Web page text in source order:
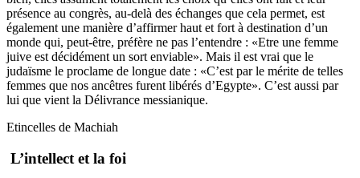
présence au congrès, au-delà des échanges que cela permet, est
également une manière d’affirmer haut et fort à destination d’un
monde qui, peut-être, préfère ne pas l’entendre : «Etre une femme
juive est décidément un sort enviable». Mais il est vrai que le
judaïsme le proclame de longue date : «C’est par le mérite de telles
femmes que nos ancêtres furent libérés d’Egypte». C’est aussi par
lui que vient la Délivrance messianique.
Etincelles de Machiah
L’intellect et la foi